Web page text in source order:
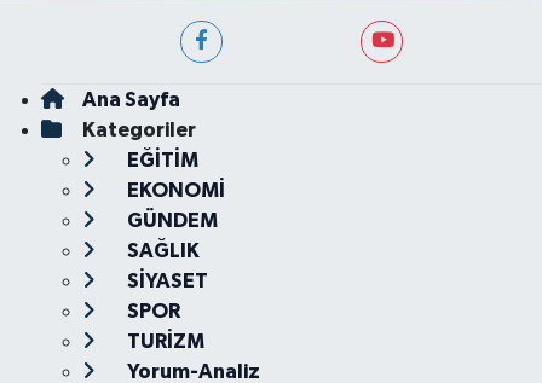
Ana Sayfa
Kategoriler
EĞİTİM
EKONOMİ
GÜNDEM
SAĞLIK
SİYASET
SPOR
TURİZM
Yorum-Analiz